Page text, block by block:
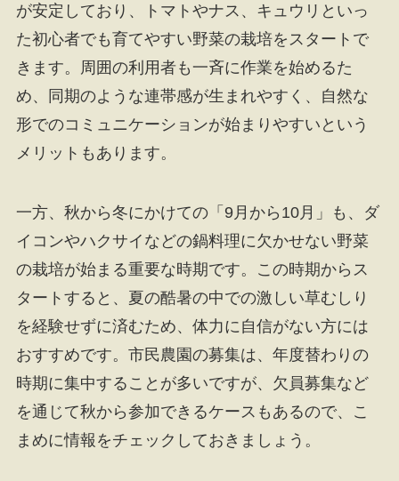
が安定しており、トマトやナス、キュウリといっ
た初心者でも育てやすい野菜の栽培をスタートで
きます。周囲の利用者も一斉に作業を始めるた
め、同期のような連帯感が生まれやすく、自然な
形でのコミュニケーションが始まりやすいという
メリットもあります。
一方、秋から冬にかけての「9月から10月」も、ダ
イコンやハクサイなどの鍋料理に欠かせない野菜
の栽培が始まる重要な時期です。この時期からス
タートすると、夏の酷暑の中での激しい草むしり
を経験せずに済むため、体力に自信がない方には
おすすめです。市民農園の募集は、年度替わりの
時期に集中することが多いですが、欠員募集など
を通じて秋から参加できるケースもあるので、こ
まめに情報をチェックしておきましょう。